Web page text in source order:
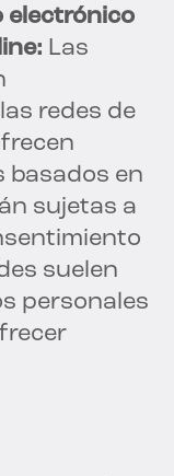
electrónico
Las
redes de
basados en
sujetas a
suelen
personales